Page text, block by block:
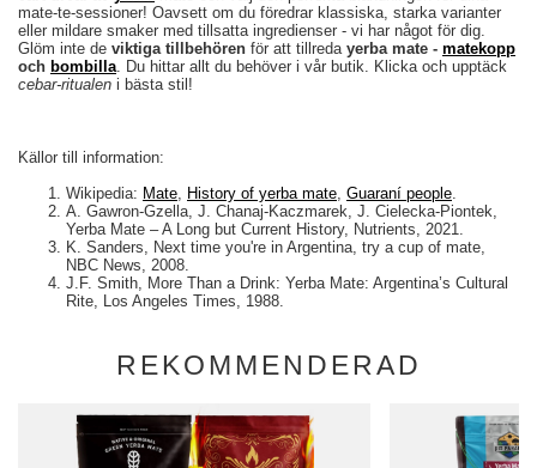
mate-te-sessioner! Oavsett om du föredrar klassiska, starka varianter
eller mildare smaker med tillsatta ingredienser - vi har något för dig.
Glöm inte de viktiga tillbehören för att tillreda yerba mate - matekopp
och bombilla . Du hittar allt du behöver i vår butik. Klicka och upptäck
cebar-ritualen i bästa stil!
Källor till information:
Wikipedia: Mate History of yerba mate Guaraní people
A. Gawron-Gzella, J. Chanaj-Kaczmarek, J. Cielecka-Piontek,
Yerba Mate – A Long but Current History, Nutrients, 2021.
K. Sanders, Next time you're in Argentina, try a cup of mate,
NBC News, 2008.
J.F. Smith, More Than a Drink: Yerba Mate: Argentina’s Cultural
Rite, Los Angeles Times, 1988.
REKOMMENDERAD